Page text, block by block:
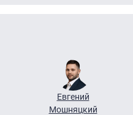
Евгений
Мошняцкий